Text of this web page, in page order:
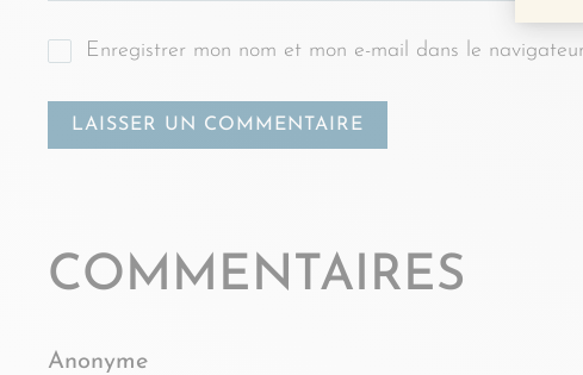
Enregistrer mon nom et mon e-mail dans le
COMMENTAIRES
Anonyme